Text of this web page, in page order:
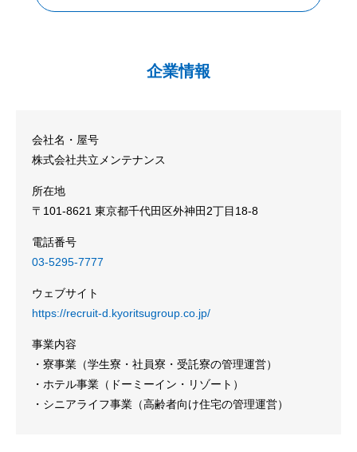
企業情報
会社名・屋号
株式会社共立メンテナンス
所在地
〒101-8621 東京都千代田区外神田2丁目18-8
電話番号
03-5295-7777
ウェブサイト
https://recruit-d.kyoritsugroup.co.jp/
事業内容
・寮事業（学生寮・社員寮・受託寮の管理運営）
・ホテル事業（ドーミーイン・リゾート）
・シニアライフ事業（高齢者向け住宅の管理運営）